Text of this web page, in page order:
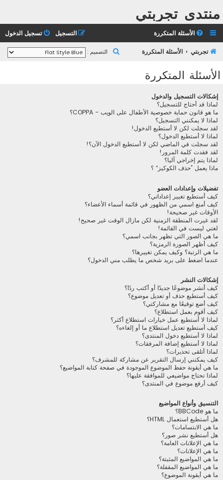
منتدى تجربتي
الأسئلة المتكررة تسجيل الدخول التسجيل
تجربتي الأسئلة المتكررة التصميم :
الأسئلة المتكررة
إشكالات التسجيل والدخول
لماذا قد أحتاج للتسجيل؟
ما هو قانون حماية خصوصية الأطفال على الويب - COPPA؟
لماذا لا يمكنني التسجيل؟
لقد سجلت لكن لا أستطيع الدخول!
لماذا لا أستطيع الدخول؟
لقد سجلت في الماضي لكن لا أستطيع الدخول الآن؟!
لقد فقدت كلمة المرور!
لماذا يتم إخراجي آليا؟
ماذا يعمل ”حذف الكوكيز“ ؟
تفضيلات وإعدادات العضو
كيف أستطيع تغيير إعداداتي؟
كيف أمنع اسمي من الظهور في قائمة أسماء الأعضاء؟
الأوقات غير صحيحة!
لقد غيرت المنطقة الزمنية لكن مازال الوقت غير صحيح!
لغتي ليست في القائمة!
ما هي الصور التي تظهر بجانب اسمي؟
كيف أظهر الصورة الرمزية؟
ما هي الرتبة؟ وكيف يمكن تغييرها؟
عندما اضغط على بريد شخص ما يطلب مني الدخول؟
إشكالات النشر
كيف أنشر موضوعًا جديدًا أو أكتب ردًا؟
كيف أستطيع حذف أو تعديل موضوع؟
كيف أضع توقيعًا مع مشاركتي؟
كيف أقوم بعمل استطلاع؟
لماذا لا أستطيع عمل خيارات استطلاع أكثر؟
كيف أستطيع تعديل استطلاع ما أو إلغاءه؟
لماذا لا أستطيع دخول المنتدى؟
لماذا لا أستطيع إضافة المرفقات؟
لماذا أتلقى تحذيرات؟
كيف يمكنني إرسال التقرير عن مشاركة للمشرف؟
ما هي أيقونة حفظ الموضوع الموجودة في صفحة كتابة المواضيع؟
لماذا تحتاج مواضيعي للموافقة عليها؟
كيف أرفع موضوع في المنتدى؟
التنسيق وأنواع المواضيع
ما هو BBCode؟
هل أستطيع استعمال HTML؟
ما هي الابتسامات؟
هل أستطيع نشر صور؟
ما هي الإعلانات العامة؟
ما هي الإعلانات؟
ما هي المواضيع المثبتة؟
ما هي المواضيع المقفلة؟
ما هي أيقونة الموضوع؟